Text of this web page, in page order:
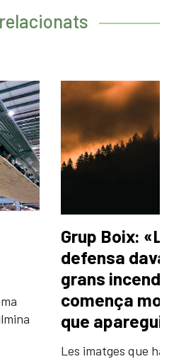
Grup Boix:
defensa
grans
comença
que aparegui
Les imatges que